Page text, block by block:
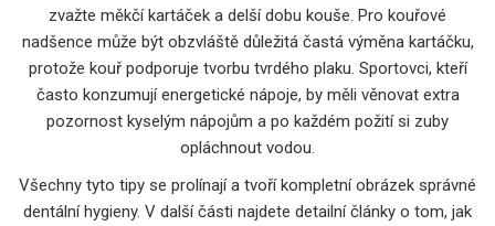
zvažte měkčí kartáček a delší dobu kouše. Pro kouřové
nadšence může být obzvláště důležitá častá výměna kartáčku,
protože kouř podporuje tvorbu tvrdého plaku. Sportovci, kteří
často konzumují energetické nápoje, by měli věnovat extra
pozornost kyselým nápojům a po každém požití si zuby
opláchnout vodou.
Všechny tyto tipy se prolínají a tvoří kompletní obrázek správné
dentální hygieny. V další části najdete detailní články o tom, jak